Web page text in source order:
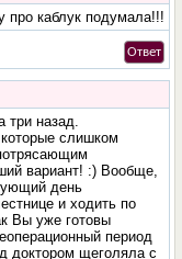
про каблук подумала!!!
Ответ
три назад.
слишком
вариант! :) Вообще,
день
и ходить по
Вы уже готовы
период
доктором щеголяла с